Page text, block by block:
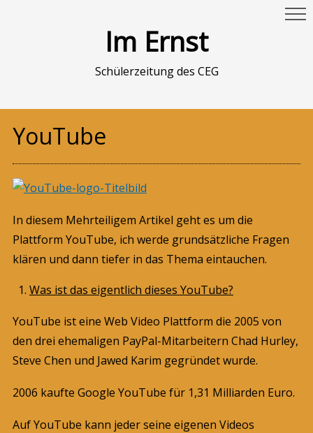
Im Ernst
Schülerzeitung des CEG
YouTube
In diesem Mehrteiligem Artikel geht es um die
Plattform YouTube, ich werde grundsätzliche Fragen
klären und dann tiefer in das Thema eintauchen.
Was ist das eigentlich dieses YouTube?
YouTube ist eine Web Video Plattform die 2005 von
den drei ehemaligen PayPal-Mitarbeitern Chad Hurley,
Steve Chen und Jawed Karim gegründet wurde.
2006 kaufte Google YouTube für 1,31 Milliarden Euro.
Auf YouTube kann jeder seine eigenen Videos